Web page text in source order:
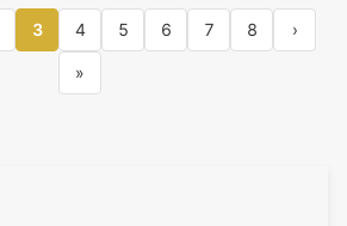
3 4 5 6 7 8 ›
»